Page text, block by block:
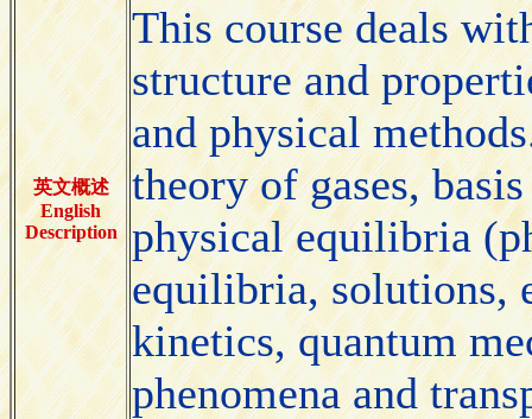
英文概述
English
Description
This course deals
structure and
and physical
theory of gases,
physical equilibria
equilibria, solutions,
kinetics, quantum
phenomena and